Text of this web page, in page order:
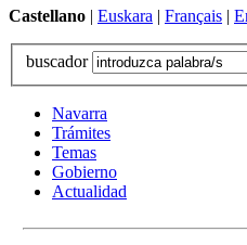
Castellano | Euskara | Français |
buscador
Navarra
Trámites
Temas
Gobierno
Actualidad